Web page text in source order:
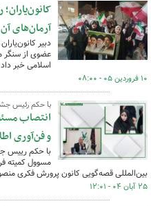
آرمان‌های آن
دبیر
عضوی از سنگر
اسلامی خبر
۱۰ فروردین ۰۵ - ۰۸:۰۰
با حکم رئیس
انتصاب
و فن‌آوری
با حکم رییس
مسوول کمیته
بین‌المللی قصه‌گویی کانون پرورش فکری
۲۵ آبان ۰۴ - ۱۲:۰۱